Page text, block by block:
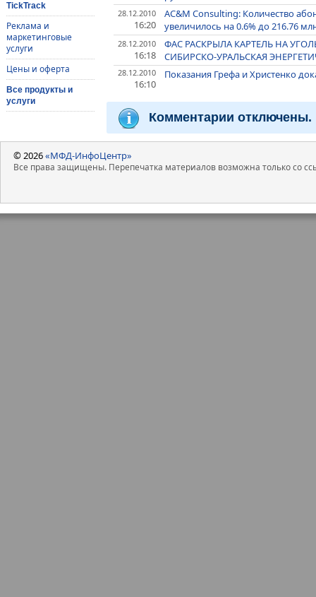
TickTrack
Реклама и
маркетинговые
услуги
Цены и оферта
Все продукты и
услуги
28.12.2010
16:20
AC&M Consulting: Количество
увеличилось на 0.6% до 216.76
28.12.2010
16:18
ФАС РАСКРЫЛА КАРТЕЛЬ НА
СИБИРСКО-УРАЛЬСКАЯ
28.12.2010
16:10
Показания Грефа и Христенко
Комментарии отключены.
© 2026«МФД-ИнфоЦентр»
Все права защищены. Перепечатка материалов возможна только со